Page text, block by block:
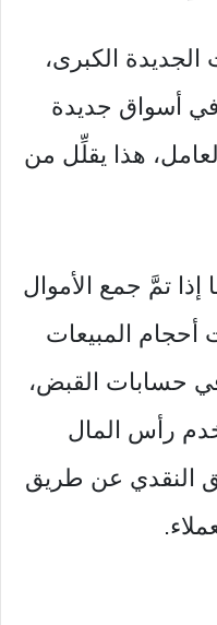
الكبرى،
في أسواق جديدة
هذا يقلِّل من
تمَّ جمع الأموال
أحجام المبيعات
حسابات القبض،
رأس المال
النقدي عن طريق